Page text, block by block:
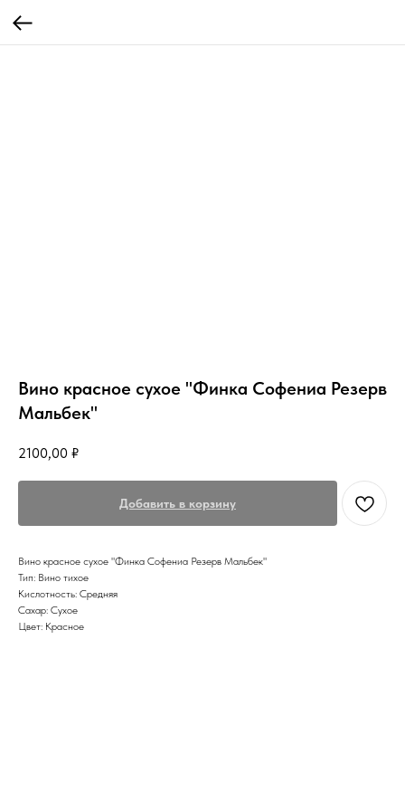
Вино красное сухое "Финка Софениа Резерв
Мальбек"
2100,00 ₽
Добавить в корзину
Вино красное сухое "Финка Софениа Резерв Мальбек"
Тип: Вино тихое
Кислотность: Средняя
Сахар: Сухое
Цвет: Красное